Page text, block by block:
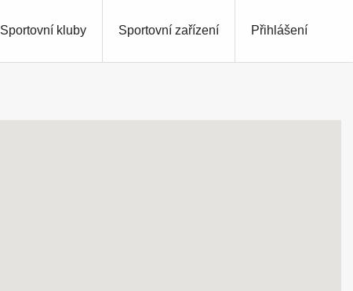
Přihlášení
Sportovní kluby Sportovní zařízení